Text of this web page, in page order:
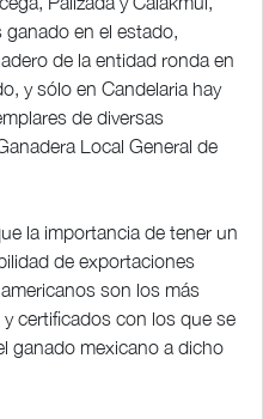
ganado en el estado,
de la entidad ronda en
y sólo en Candelaria hay
de diversas
Local General de
la importancia de tener un
de exportaciones
son los más
certificados con los que se
ganado mexicano a dicho